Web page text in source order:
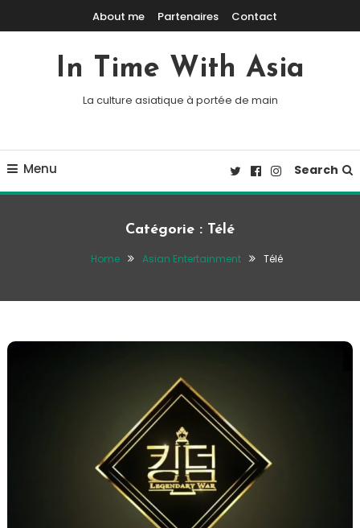
Skip To ContentAbout me Partenaires Contact
In Time With Asia
La culture asiatique à portée de main
Menu Search
Catégorie : Télé
Home Asian Entertainment Télé